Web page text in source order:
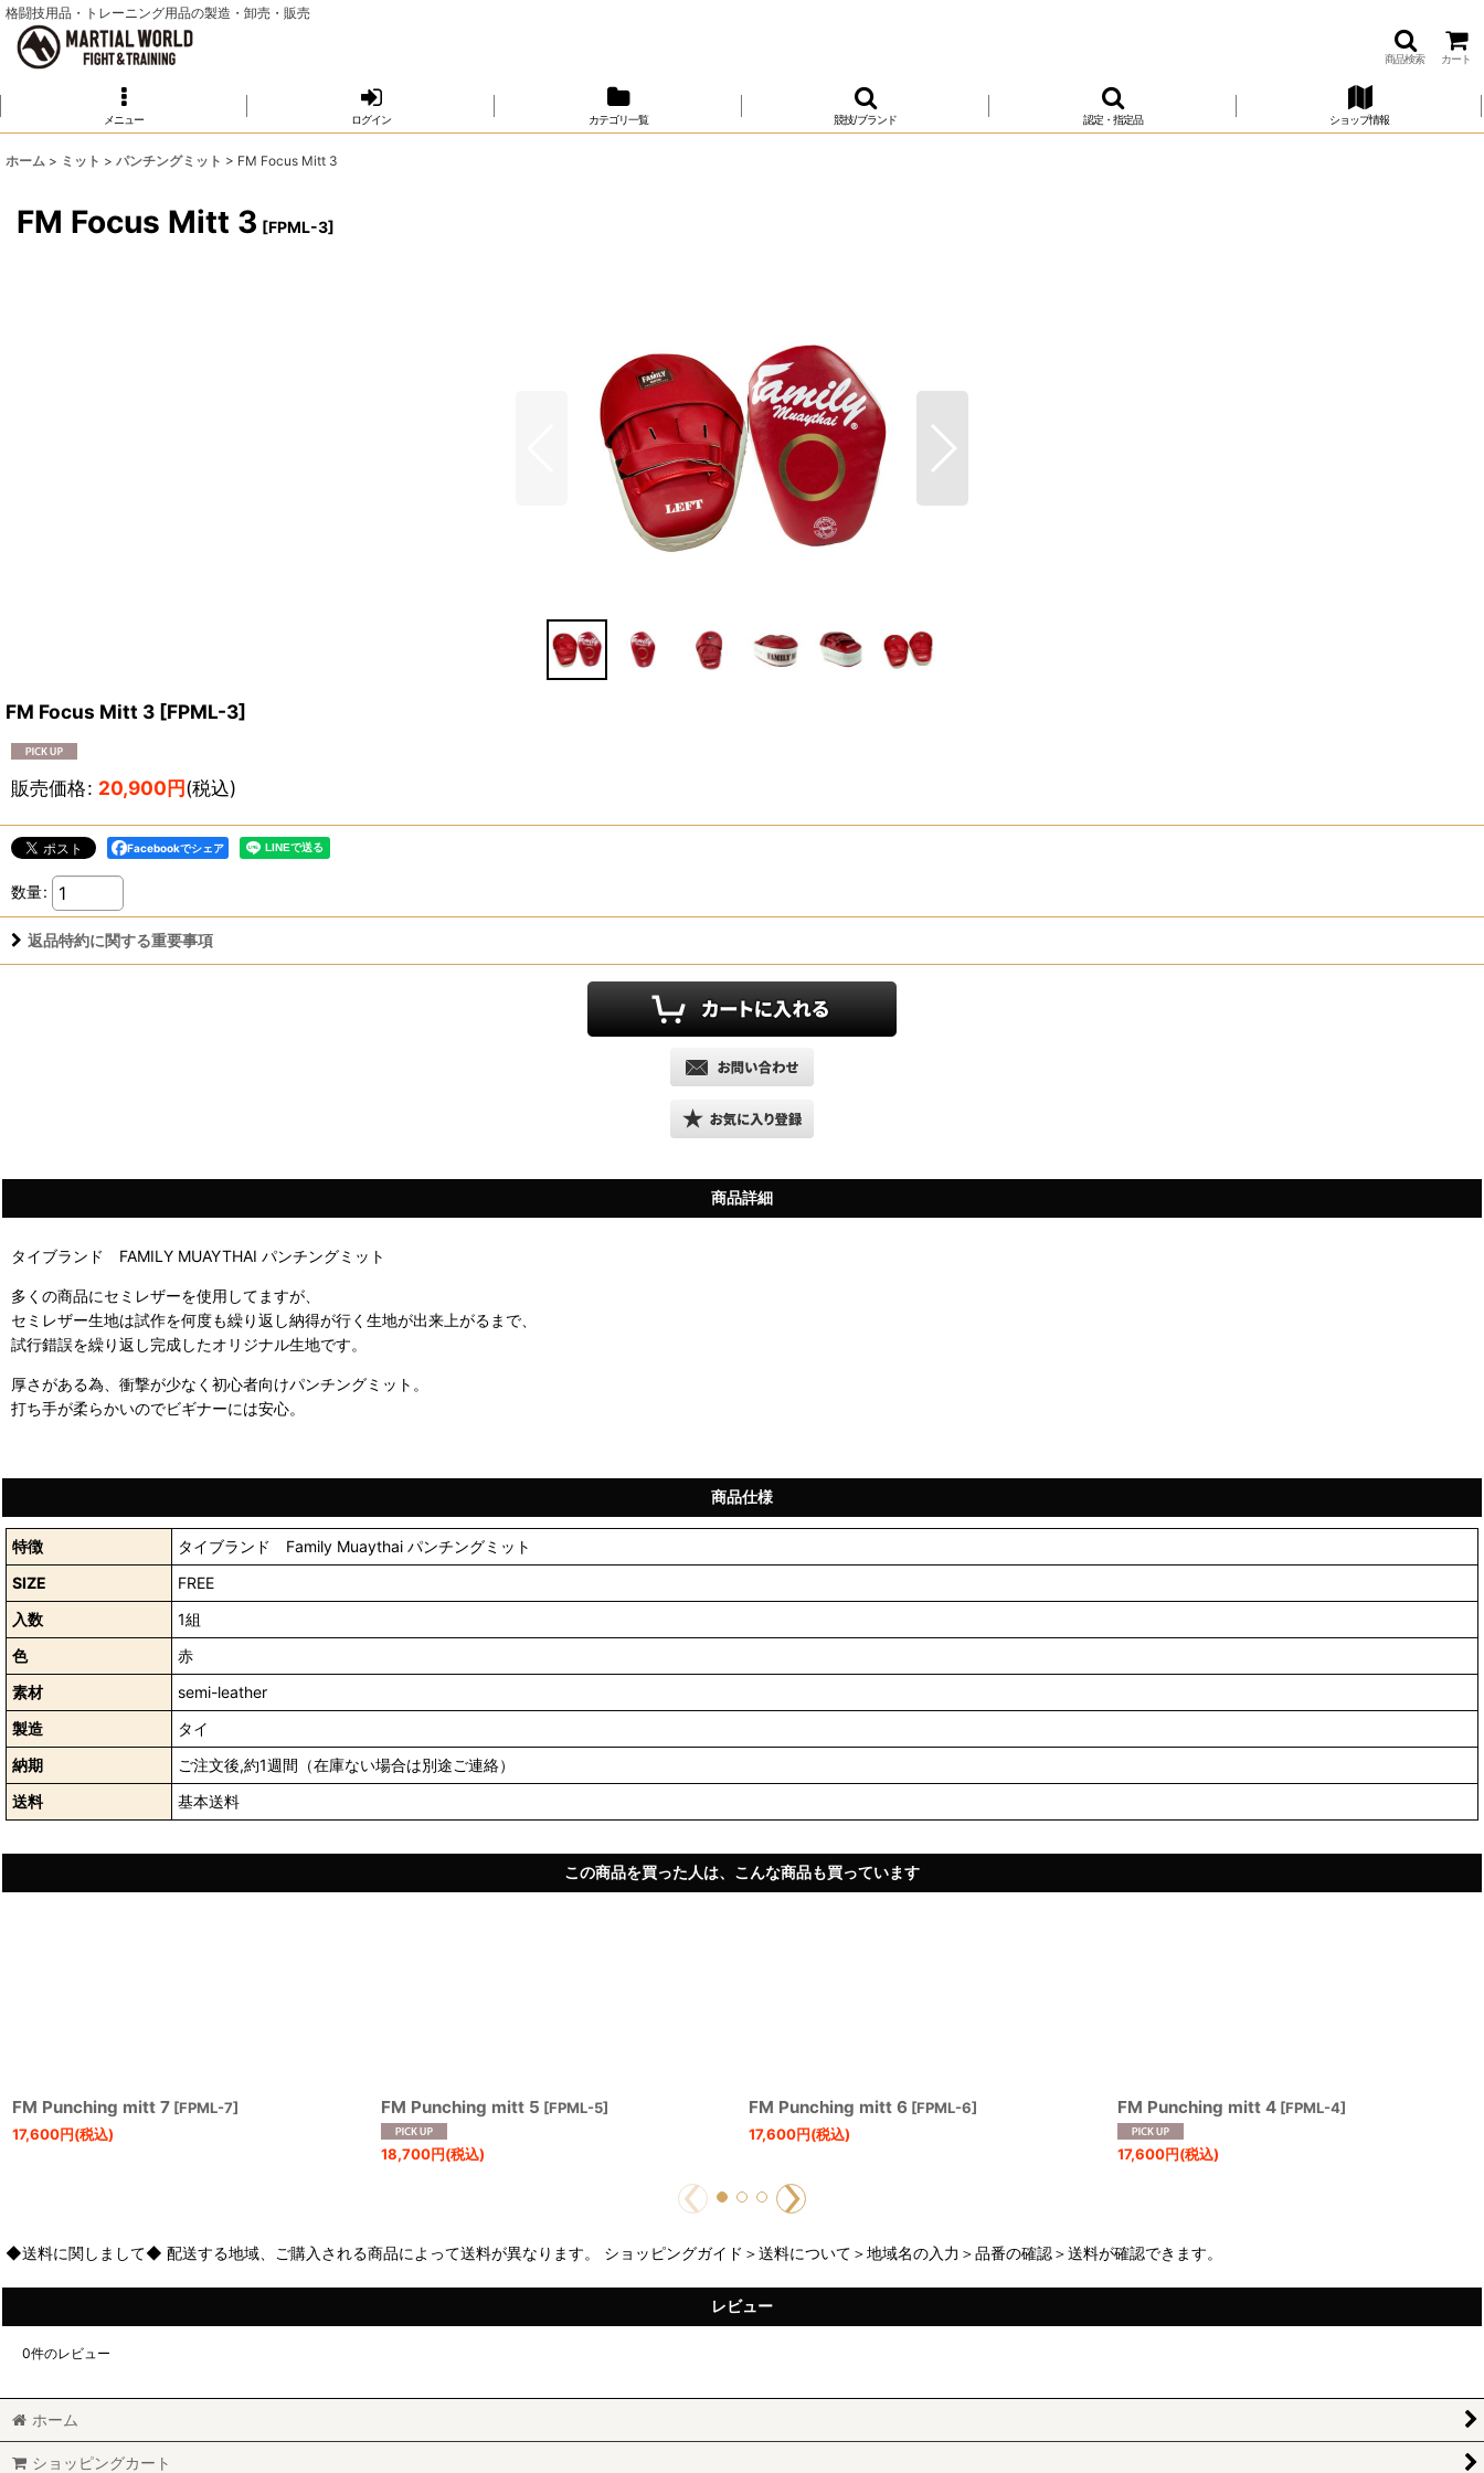
格闘技用品・トレーニング用品の製造・卸売・販売
商品検索 カート
メニュー ログイン カテゴリ一覧 競技/ブランド 認定・指定品 ショップ情報
ホーム > ミット > パンチングミット > FM Focus Mitt 3
FM Focus Mitt 3 [FPML-3]
FM Focus Mitt 3 [FPML-3]
販売価格: 20,900円(税込)
Facebookでシェア
数量:
返品特約に関する重要事項
商品詳細
タイブランド FAMILY MUAYTHAI パンチングミット
多くの商品にセミレザーを使用してますが、
セミレザー生地は試作を何度も繰り返し納得が行く生地が出来上がるまで、
試行錯誤を繰り返し完成したオリジナル生地です。
厚さがある為、衝撃が少なく初心者向けパンチングミット。
打ち手が柔らかいのでビギナーには安心。
商品仕様
特徴
タイブランド Family Muaythai パンチングミット
SIZE
FREE
入数
1組
色
赤
素材
semi-leather
製造
タイ
納期
ご注文後,約1週間（在庫ない場合は別途ご連絡）
送料
基本送料
この商品を買った人は、こんな商品も買っています
FM Punching mitt 7 [FPML-7]
17,600円(税込)
FM Punching mitt 5 [FPML-5]
18,700円(税込)
FM Punching mitt 6 [FPML-6]
17,600円(税込)
FM Punching mitt 4 [FPML-4]
17,600円(税込)
◆送料に関しまして◆ 配送する地域、ご購入される商品によって送料が異なります。 ショッピングガイド＞送料について＞地域名の入力＞品番の確認＞送料が確認できます。
レビュー
0件のレビュー
ホーム
ショッピングカート